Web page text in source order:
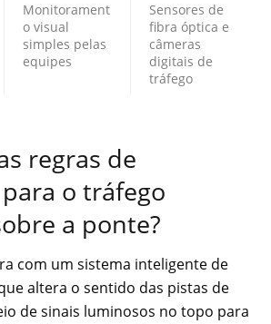
Monitorament
o visual
simples pelas
equipes
Sensores de
fibra óptica e
câmeras
digitais de
tráfego
regras de
o tráfego
a ponte?
com um sistema inteligente de
altera o sentido das pistas de
de sinais luminosos no topo para